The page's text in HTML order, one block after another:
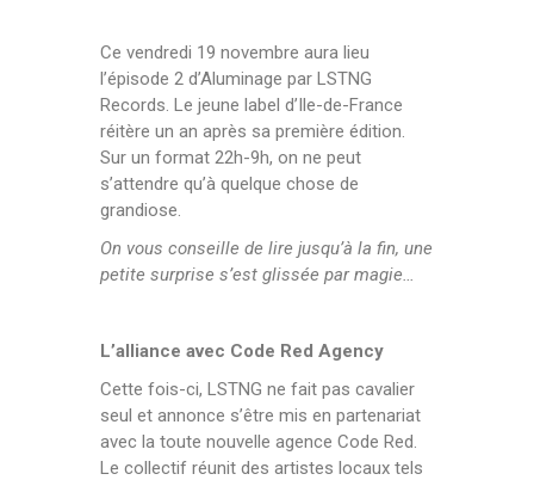
Ce vendredi 19 novembre aura lieu
l’épisode 2 d’Aluminage par LSTNG
Records. Le jeune label d’Ile-de-France
réitère un an après sa première édition.
Sur un format 22h-9h, on ne peut
s’attendre qu’à quelque chose de
grandiose.
On vous conseille de lire jusqu’à la fin, une
petite surprise s’est glissée par magie…
L’alliance avec Code Red Agency
Cette fois-ci, LSTNG ne fait pas cavalier
seul et annonce s’être mis en partenariat
avec la toute nouvelle agence Code Red.
Le collectif réunit des artistes locaux tels